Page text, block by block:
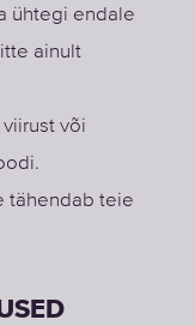
ühtegi endale
ainult
või
tähendab teie